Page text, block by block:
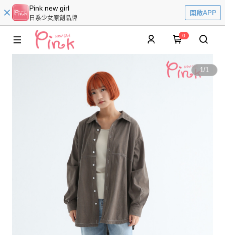
Pink new girl
日系少女原創品牌
開啟APP
0
1/1